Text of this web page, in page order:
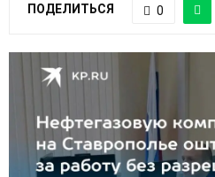
Y
N
ПОДЕЛИТЬСЯ 0